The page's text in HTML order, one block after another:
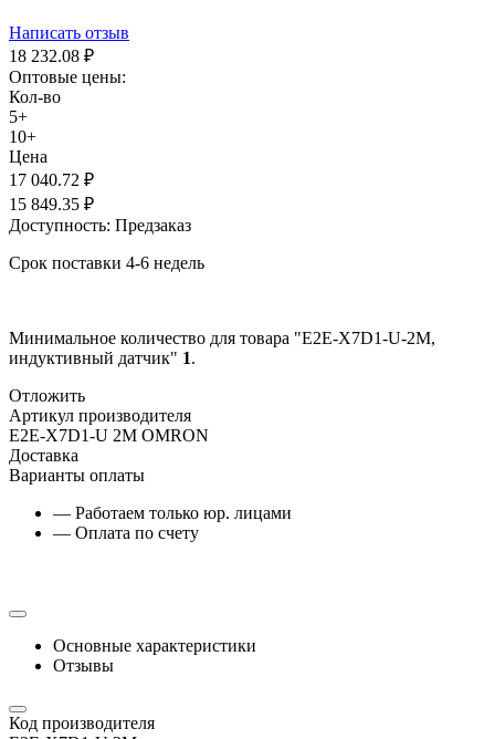
Написать отзыв
18 232.08 ₽
Оптовые цены:
Кол-во
5+
10+
Цена
17 040.72 ₽
15 849.35 ₽
Доступность: Предзаказ
Срок поставки 4-6 недель
Минимальное количество для товара "E2E-X7D1-U-2M,
индуктивный датчик" 1.
Отложить
Артикул производителя
E2E-X7D1-U 2M OMRON
Доставка
Варианты оплаты
— Работаем только юр. лицами
— Оплата по счету
Основные характеристики
Отзывы
Код производителя